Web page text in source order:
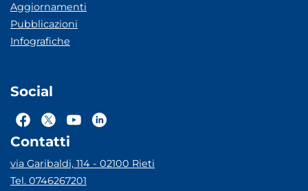
Aggiornamenti
Pubblicazioni
Infografiche
Social
Contatti
via Garibaldi, 114 - 02100 Rieti
Tel. 0746267201